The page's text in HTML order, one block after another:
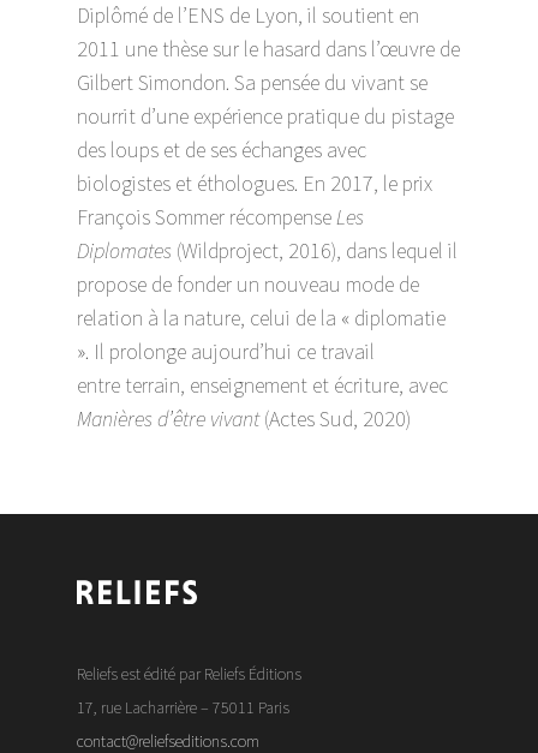
Diplômé de l’ENS de Lyon, il soutient en
2011 une thèse sur le hasard dans l’œuvre de
Gilbert Simondon. Sa pensée du vivant se
nourrit d’une expérience pratique du pistage
des loups et de ses échanges avec
biologistes et éthologues. En 2017, le prix
François Sommer récompenseLes
Diplomates (Wildproject, 2016), dans lequel il
propose de fonder un nouveau mode de
relation à la nature, celui de la « diplomatie
». Il prolonge aujourd’hui ce travail
entre terrain, enseignement et écriture, avec
Manières d’être vivant(Actes Sud, 2020)
Reliefs est édité par Reliefs Éditions
17, rue Lacharrière – 75011 Paris
contact@reliefseditions.com